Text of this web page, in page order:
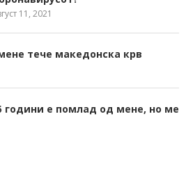
11, 2021
тече македонска крв
години е помлад од мене, но ме